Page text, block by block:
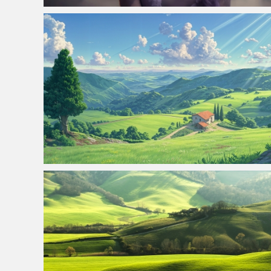
仙侠凌仙 紫色长卷发美女 古风古典 4K壁纸
温馨田园 高清4K风景壁纸 3840x2160